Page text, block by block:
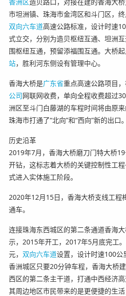
市坦洲镇、珠海市金湾区和斗门区，
双向六车道高速公路标准，设计时速
式立交，分别为造贝枢纽互通、坦洲
围枢纽互通，预留添福围互通。大桥
站，胜利河东侧设有管理中心。
香海大桥是广东省重点高速公路项目
公司网联网收费，单向全程收费超过30
洲区至斗门白藤湖的车程时间将由原
珠海市打通了“北向”和“西向”新的出口。
历史沿革
2019年7月，香海大桥磨刀门特大桥
开钻，这标志着大桥的关键控制性工
式进入实体施工阶段。
2020年12月15日，香海大桥支线工程
通车。
连接珠海东西城区的第二条通道香海
示，2015年开工，2017年5月底完工
元， 双向六车道设置，设计时速100公
香洲城区只要20分钟车程，香海大桥
西区的第二条主干道，打通中西经济
其周边地区市民带来的是更便捷的生